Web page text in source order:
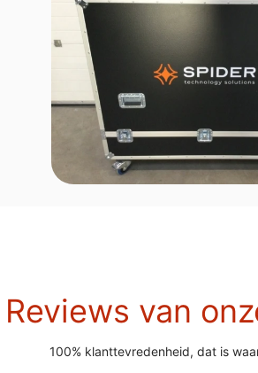
Reviews van
100% klanttevredenheid, dat is